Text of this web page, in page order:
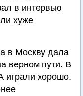
в интервью
хуже
в Москву дала
верном пути. В
играли хорошо.